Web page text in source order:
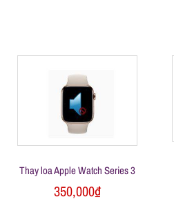
a
h
Thay loa Apple Watch Series 3
350,000₫